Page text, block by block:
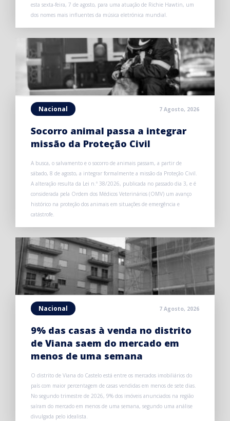
esta sexta-feira, 7 de agosto, para uma atuação de Richie Hawtin, um
dos nomes mais influentes da música eletrónica mundial.
Nacional 7 Agosto, 2026
Socorro animal passa a integrar
missão da Proteção Civil
A busca, o salvamento e o socorro de animais passam, a partir de
sábado, 8 de agosto, a integrar formalmente a missão da Proteção Civil.
A alteração resulta da Lei n.º 38/2026, publicada no passado dia 3, e é
considerada pela Ordem dos Médicos Veterinários (OMV) um avanço
histórico na proteção dos animais em situações de emergência e
catástrofe.
Nacional 7 Agosto, 2026
9% das casas à venda no distrito
de Viana saem do mercado em
menos de uma semana
O distrito de Viana do Castelo está entre os mercados imobiliários do
país com maior percentagem de casas vendidas em menos de sete dias.
No segundo trimestre de 2026, 9% dos imóveis anunciados na região
saíram do mercado em menos de uma semana, segundo uma análise
divulgada pelo idealista.